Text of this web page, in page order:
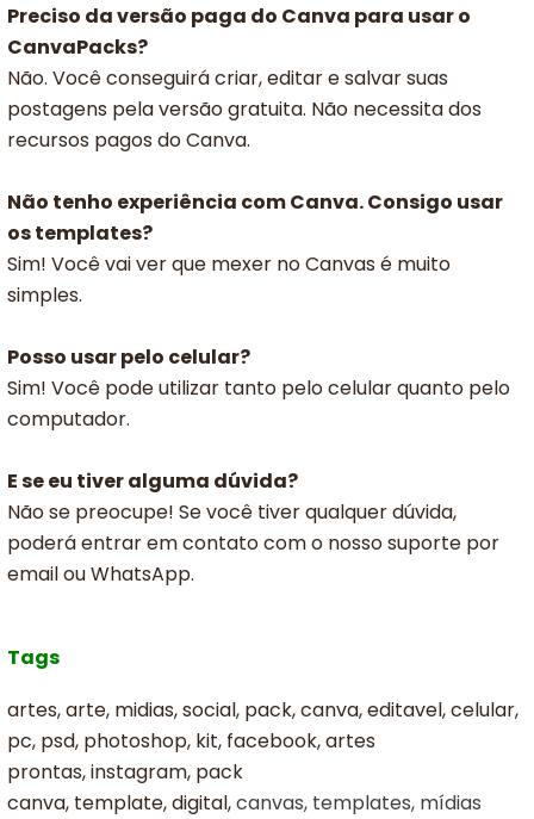
Preciso da versão paga do Canva para usar o
CanvaPacks?
Não. Você conseguirá criar, editar e salvar suas
postagens pela versão gratuita. Não necessita dos
recursos pagos do Canva.
Não tenho experiência com Canva. Consigo usar
os templates?
Sim! Você vai ver que mexer no Canvas é muito
simples.
Posso usar pelo celular?
Sim! Você pode utilizar tanto pelo celular quanto pelo
computador.
E se eu tiver alguma dúvida?
Não se preocupe! Se você tiver qualquer dúvida,
poderá entrar em contato com o nosso suporte por
email ou WhatsApp.
Tags
artes, arte, midias, social, pack, canva, editavel, celular,
pc, psd, photoshop, kit, facebook, artes
prontas, instagram, pack
canva, template, digital,canvas, templates, mídias